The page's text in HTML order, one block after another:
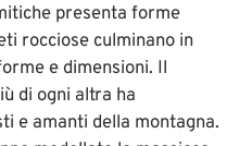
presenta forme
rocciose culminano in
e dimensioni. Il
di ogni altra ha
e amanti della montagna.